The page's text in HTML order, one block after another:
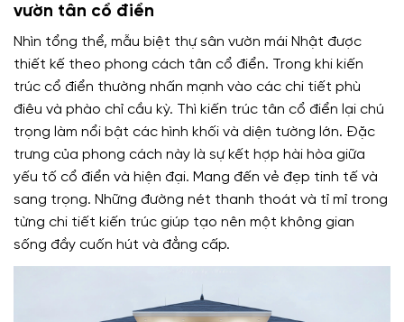
vườn tân cổ điển
Nhìn tổng thể, mẫu biệt thự sân vườn mái Nhật được
thiết kế theo phong cách tân cổ điển. Trong khi kiến
trúc cổ điển thường nhấn mạnh vào các chi tiết phù
điêu và phào chỉ cầu kỳ. Thì kiến trúc tân cổ điển lại chú
trọng làm nổi bật các hình khối và diện tường lớn. Đặc
trưng của phong cách này là sự kết hợp hài hòa giữa
yếu tố cổ điển và hiện đại. Mang đến vẻ đẹp tinh tế và
sang trọng. Những đường nét thanh thoát và tỉ mỉ trong
từng chi tiết kiến trúc giúp tạo nên một không gian
sống đầy cuốn hút và đẳng cấp.